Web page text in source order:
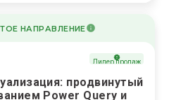
НАПРАВЛЕНИЕ
Лидер продаж
продвинутый
Power Query и